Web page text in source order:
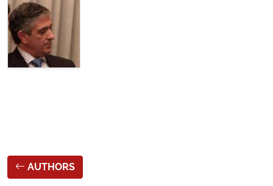
AUTHORS